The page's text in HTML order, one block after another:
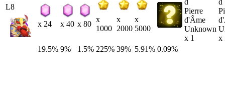
L8
x 24 x 40 x 80
x
1000
x
2000
x
5000
Pierre
d'Âme
Unknown
x 1
x
19.5% 9% 1.5% 225% 39% 5.91% 0.09%